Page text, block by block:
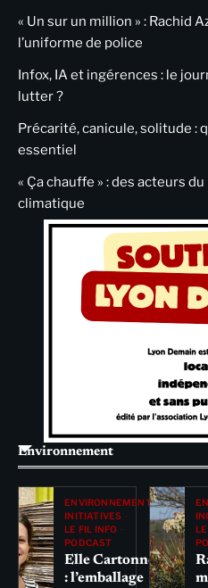
« Un sur un million » : Rachid
l’uniforme de police
Infox, IA et ingérences : le
lutter ?
Précarité, canicule, solitude :
essentiel
« Ça chauffe » : des acteurs
climatique
Environnement
ENVIRONNEMENT
INITIATIVES
LE FIL INFO
PODCAST
Elle Cartonne
: l’emballage